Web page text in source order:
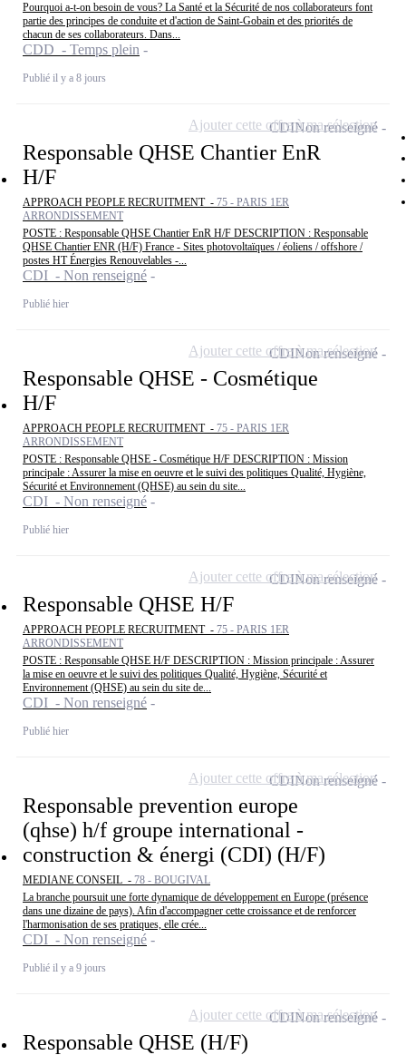
Pourquoi a-t-on besoin de vous? La Santé et la Sécurité de nos collaborateurs font
partie des principes de conduite et d'action de Saint-Gobain et des priorités de
chacun de ses collaborateurs. Dans...
CDD - Temps plein
Publié il y a 8 jours
Responsable QHSE Chantier EnR
H/F
APPROACH PEOPLE RECRUITMENT - 75 - PARIS 1ER
ARRONDISSEMENT
POSTE : Responsable QHSE Chantier EnR H/F DESCRIPTION : Responsable
QHSE Chantier ENR (H/F) France - Sites photovoltaïques / éoliens / offshore /
postes HT Énergies Renouvelables -...
CDI - Non renseigné
Publié hier
CDINon renseigné
Ajouter cette offre à ma sélection
Responsable QHSE - Cosmétique
H/F
APPROACH PEOPLE RECRUITMENT - 75 - PARIS 1ER
ARRONDISSEMENT
POSTE : Responsable QHSE - Cosmétique H/F DESCRIPTION : Mission
principale : Assurer la mise en oeuvre et le suivi des politiques Qualité, Hygiène,
Sécurité et Environnement (QHSE) au sein du site...
CDI - Non renseigné
Publié hier
CDINon renseigné
Ajouter cette offre à ma sélection
Responsable QHSE H/F
APPROACH PEOPLE RECRUITMENT - 75 - PARIS 1ER
ARRONDISSEMENT
POSTE : Responsable QHSE H/F DESCRIPTION : Mission principale : Assurer
la mise en oeuvre et le suivi des politiques Qualité, Hygiène, Sécurité et
Environnement (QHSE) au sein du site de...
CDI - Non renseigné
Publié hier
CDINon renseigné
Ajouter cette offre à ma sélection
Responsable prevention europe
(qhse) h/f groupe international -
construction & énergi (CDI) (H/F)
MEDIANE CONSEIL - 78 - BOUGIVAL
La branche poursuit une forte dynamique de développement en Europe (présence
dans une dizaine de pays). Afin d'accompagner cette croissance et de renforcer
l'harmonisation de ses pratiques, elle crée...
CDI - Non renseigné
Publié il y a 9 jours
CDINon renseigné
Ajouter cette offre à ma sélection
Responsable QHSE (H/F)
CDINon renseigné
Ajouter cette offre à ma sélection